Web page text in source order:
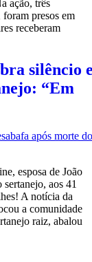
ação, três
presos em
receberam
silêncio
“Em
esposa de João
aos 41
A notícia da
a comunidade
raiz, abalou